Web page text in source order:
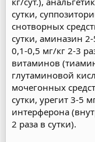
сутки,
снотворных
сутки, аминазин
0,1-0,5 мг/кг 2-3
витаминов
глутаминовой
мочегонных
сутки, урегит 3-5
интерферона
2 раза в сутки).